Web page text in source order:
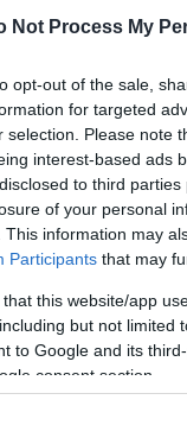
Not Process My
opt-out of the sale,
for targeted
selection. Please note
interest-based ads
to third
of your personal
This information may
Participants that may
that this website/app
but not limited
to Google and its
consent section.
erős, és
lehet
frontális
zápor, néhol
északi, északnyugati
lehet. A legmagasabb
idő várható gomoly-
Az északi,
általában 10 és 17